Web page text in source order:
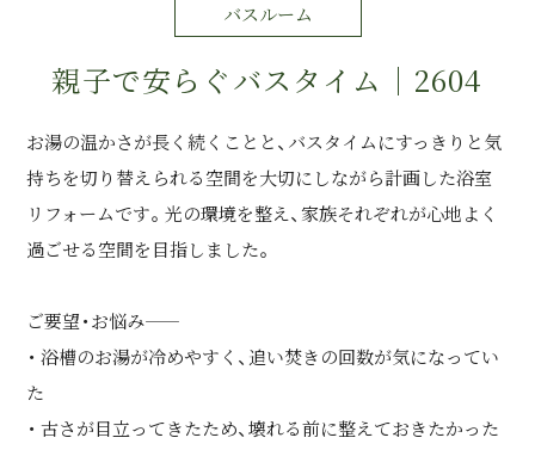
バスルーム
親子で安らぐバスタイム｜2604
お湯の温かさが長く続くことと、バスタイムにすっきりと気
持ちを切り替えられる空間を大切にしながら計画した浴室
リフォームです。光の環境を整え、家族それぞれが心地よく
過ごせる空間を目指しました。
ご要望・お悩み――
・ 浴槽のお湯が冷めやすく、追い焚きの回数が気になってい
た
・ 古さが目立ってきたため、壊れる前に整えておきたかった